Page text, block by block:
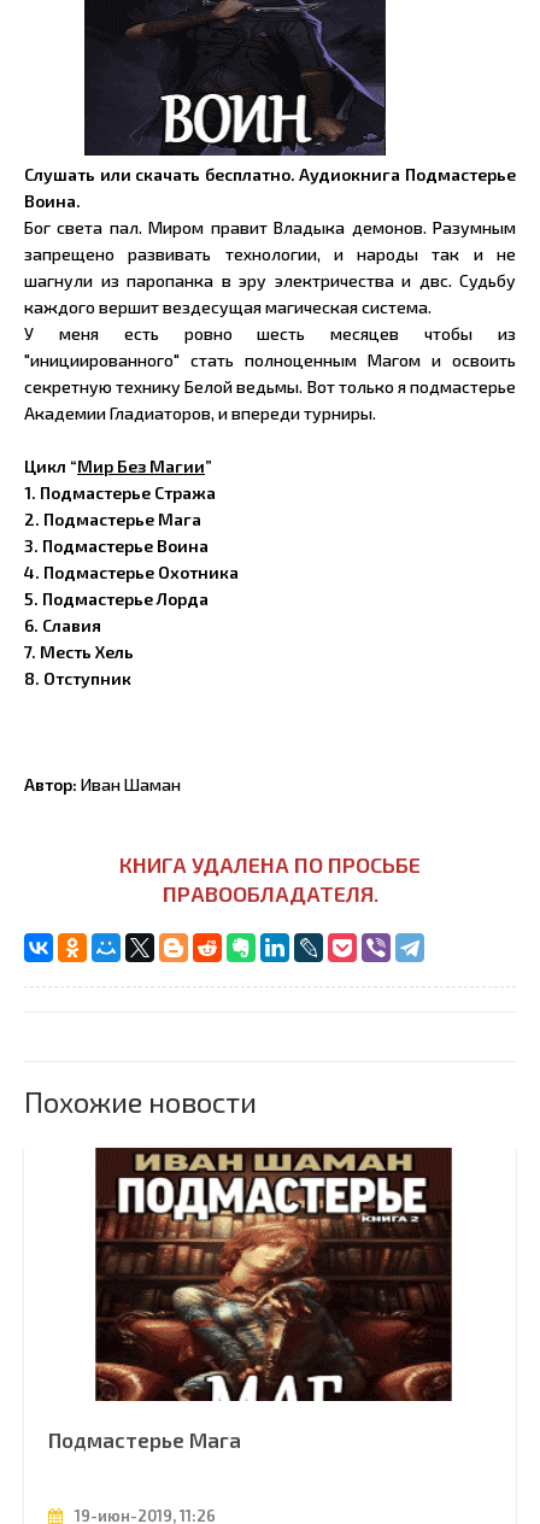
Слушать или скачать бесплатно. Аудиокнига Подмастерье
Воина.
Бог света пал. Миром правит Владыка демонов. Разумным
запрещено развивать технологии, и народы так и не
шагнули из паропанка в эру электричества и двс. Судьбу
каждого вершит вездесущая магическая система.
У меня есть ровно шесть месяцев чтобы из
"инициированного" стать полноценным Магом и освоить
секретную технику Белой ведьмы. Вот только я подмастерье
Академии Гладиаторов, и впереди турниры.
Цикл “Мир Без Магии”
1. Подмастерье Стража
2. Подмастерье Мага
3. Подмастерье Воина
4. Подмастерье Охотника
5. Подмастерье Лорда
6. Славия
7. Месть Хель
8. Отступник
Автор: Иван Шаман
КНИГА УДАЛЕНА ПО ПРОСЬБЕ
ПРАВООБЛАДАТЕЛЯ.
Похожие новости
Подмастерье Мага
19-июн-2019, 11:26